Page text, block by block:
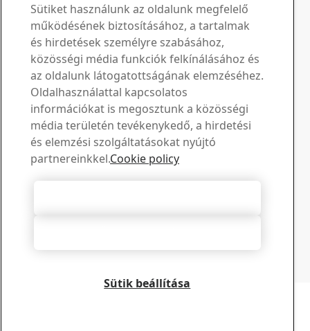
Kérdéseivel és kéréseivel
keressen bennünket
Letöltési központ
Keressen és töltsön le SSAB prospektusokat,
tanúsítványokat és egyéb anyagokat.
Letöltések megtekintése
Értékesítés
Lépjen kapcsolatba az értékesítési tanácsadással az
értékesítéssel és a termékekkel kapcsolatos
Műszaki támogatás
Lépjen kapcsolatba a műszaki támogatással
Copyright 2026
Sütiket használunk az oldalunk megfelelő
működésének biztosításához, a tartalmak
és hirdetések személyre szabásához,
közösségi média funkciók felkínálásához és
az oldalunk látogatottságának elemzéséhez.
Oldalhasználattal kapcsolatos
információkat is megosztunk a közösségi
média területén tevékenykedő, a hirdetési
és elemzési szolgáltatásokat nyújtó
partnereinkkel.Cookie policy
Sütik beállítása